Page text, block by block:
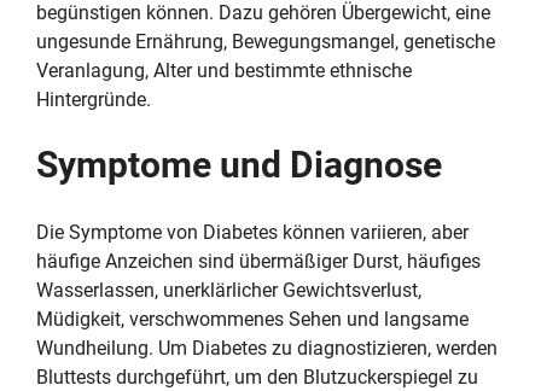
begünstigen können. Dazu gehören Übergewicht, eine
ungesunde Ernährung, Bewegungsmangel, genetische
Veranlagung, Alter und bestimmte ethnische
Hintergründe.
Symptome und Diagnose
Die Symptome von Diabetes können variieren, aber
häufige Anzeichen sind übermäßiger Durst, häufiges
Wasserlassen, unerklärlicher Gewichtsverlust,
Müdigkeit, verschwommenes Sehen und langsame
Wundheilung. Um Diabetes zu diagnostizieren, werden
Bluttests durchgeführt, um den Blutzuckerspiegel zu